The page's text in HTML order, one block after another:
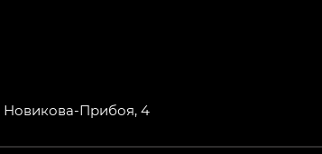
HT) в комплектации Экс ПРЕМИУМ —
Новикова-Прибоя, 4